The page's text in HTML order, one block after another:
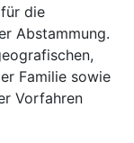
die
Abstammung.
Familie sowie
Vorfahren